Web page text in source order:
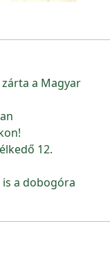
a Magyar
12.
is a dobogóra